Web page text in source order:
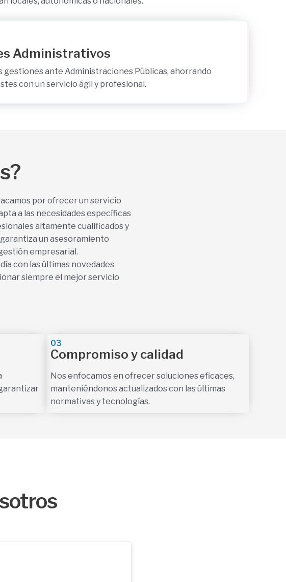
Administrativos
gestiones ante Administraciones Públicas, ahorrando
con un servicio ágil y profesional.
por ofrecer un servicio
a las necesidades específicas
altamente cualificados y
un asesoramiento
empresarial.
con las últimas novedades
siempre el mejor servicio
03
Compromiso y calidad
Nos enfocamos en ofrecer soluciones eficaces,
manteniéndonos actualizados con las últimas
normativas y tecnologías.